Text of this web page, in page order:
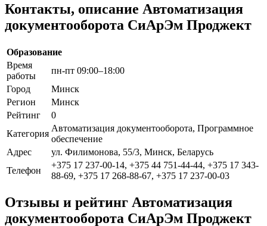
Контакты, описание Автоматизация
документооборота СиАрЭм Проджект
Образование
Время
работы
пн-пт 09:00–18:00
Город
Минск
Регион
Минск
Рейтинг
0
Категория
Автоматизация документооборота, Программное
обеспечение
Адрес
ул. Филимонова, 55/3, Минск, Беларусь
Телефон
+375 17 237-00-14, +375 44 751-44-44, +375 17 343-
88-69, +375 17 268-88-67, +375 17 237-00-03
Отзывы и рейтинг Автоматизация
документооборота СиАрЭм Проджект